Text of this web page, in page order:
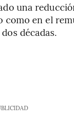
una
en el
décadas.